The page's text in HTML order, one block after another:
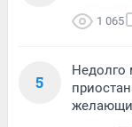
1 065
5
Недолго